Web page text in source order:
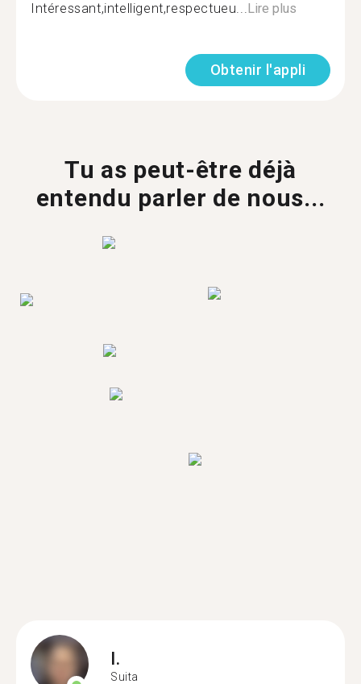
Intéressant,intelligent,respectueu...Lire plus
Obtenir l'appli
Tu as peut-être déjà
entendu parler de nous...
I.
Suita